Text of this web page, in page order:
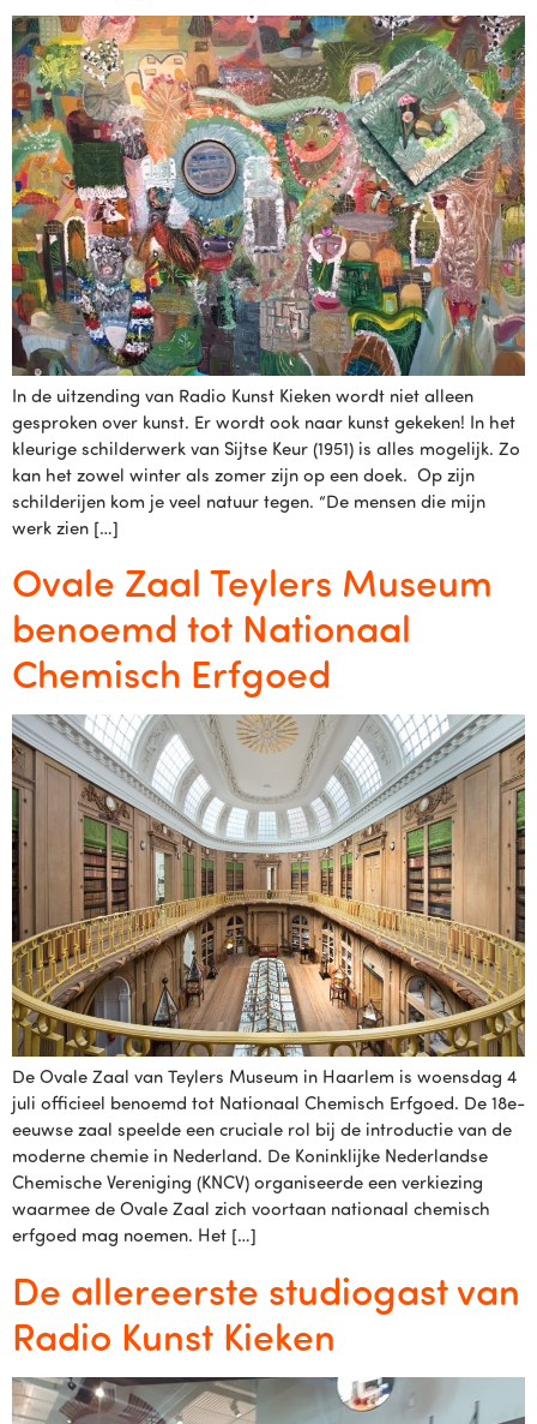
In de uitzending van Radio Kunst Kieken wordt niet alleen
gesproken over kunst. Er wordt ook naar kunst gekeken! In het
kleurige schilderwerk van Sijtse Keur (1951) is alles mogelijk. Zo
kan het zowel winter als zomer zijn op een doek. Op zijn
schilderijen kom je veel natuur tegen. “De mensen die mijn
werk zien […]
Ovale Zaal Teylers Museum
benoemd tot Nationaal
Chemisch Erfgoed
De Ovale Zaal van Teylers Museum in Haarlem is woensdag 4
juli officieel benoemd tot Nationaal Chemisch Erfgoed. De 18e-
eeuwse zaal speelde een cruciale rol bij de introductie van de
moderne chemie in Nederland. De Koninklijke Nederlandse
Chemische Vereniging (KNCV) organiseerde een verkiezing
waarmee de Ovale Zaal zich voortaan nationaal chemisch
erfgoed mag noemen. Het […]
De allereerste studiogast van
Radio Kunst Kieken